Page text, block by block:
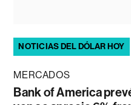
NOTICIAS DEL DÓLAR HOY
MERCADOS
Bank of America